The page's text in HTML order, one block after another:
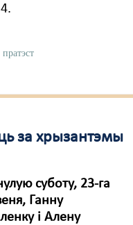
пратэст
за хрызантэмы
суботу, 23-га
Ганну
і Алену